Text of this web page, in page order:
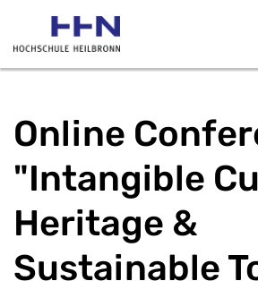
Online
"Intangible
Heritage &
Sustainable